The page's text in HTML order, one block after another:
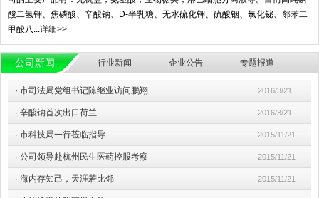
酸二氢钾、焦磷酸、辛酸钠、D-半乳糖、无水硫化钾、硫酸铟、氯化铋、邻苯二
甲酸八...详细>>
公司新闻 行业新闻 企业公告 专题报道
· 市司法局党组书记陈继业访问鹏翔 2016/3/21
· 辛酸钠首次出口荷兰 2016/3/21
· 市科技局一行莅临指导 2015/11/21
· 公司领导赴杭州民生医药控股考察 2015/11/21
· 海内存知己，天涯若比邻 2015/11/21